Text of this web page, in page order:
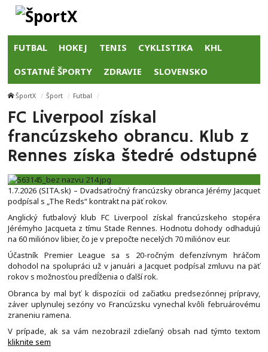
FUTBAL HOKEJ TENIS CYKLISTIKA KHL
OSTATNÉ ŠPORTY ZDRAVIE SLOVENSKO
ŠportX Šport Futbal
FC Liverpool získal
francúzskeho obrancu. Klub z
Rennes získa štedré odstupné
1.7.2026 (SITA.sk) – Dvadsaťročný francúzsky obranca Jérémy Jacquet
podpísal s „The Reds“ kontrakt na päť rokov.
Anglický futbalový klub FC Liverpool získal francúzskeho stopéra
Jérémyho Jacqueta z tímu Stade Rennes. Hodnotu dohody odhadujú
na 60 miliónov libier, čo je v prepočte necelých 70 miliónov eur.
Účastník Premier League sa s 20-ročným defenzívnym hráčom
dohodol na spolupráci už v januári a Jacquet podpísal zmluvu na päť
rokov s možnosťou predĺženia o ďalší rok.
Obranca by mal byť k dispozícii od začiatku predsezónnej prípravy,
záver uplynulej sezóny vo Francúzsku vynechal kvôli februárovému
zraneniu ramena.
V prípade, ak sa vám nezobrazil zdieľaný obsah nad týmto textom
kliknite sem